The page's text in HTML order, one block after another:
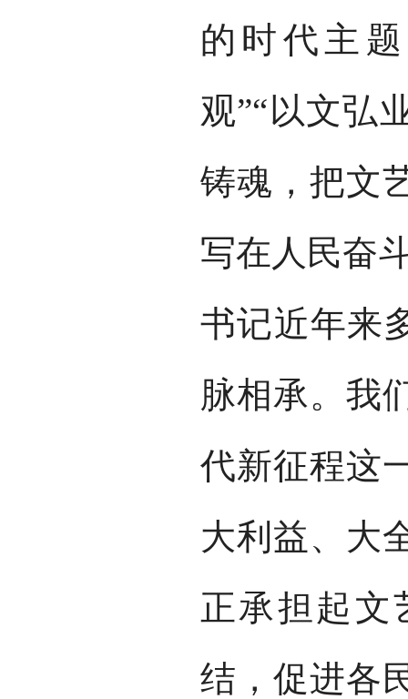
的时代主
观”“以文弘
铸魂，把文
写在人民奋
书记近年来
脉相承。我
代新征程这
大利益、大
正承担起文
结，促进各